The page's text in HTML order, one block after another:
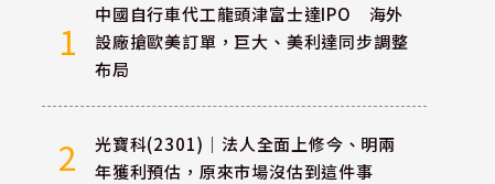
1
中國自行車代工龍頭津富士達IPO 海外
設廠搶歐美訂單，巨大、美利達同步調整
布局
2
光寶科(2301)｜法人全面上修今、明兩
年獲利預估，原來市場沒估到這件事